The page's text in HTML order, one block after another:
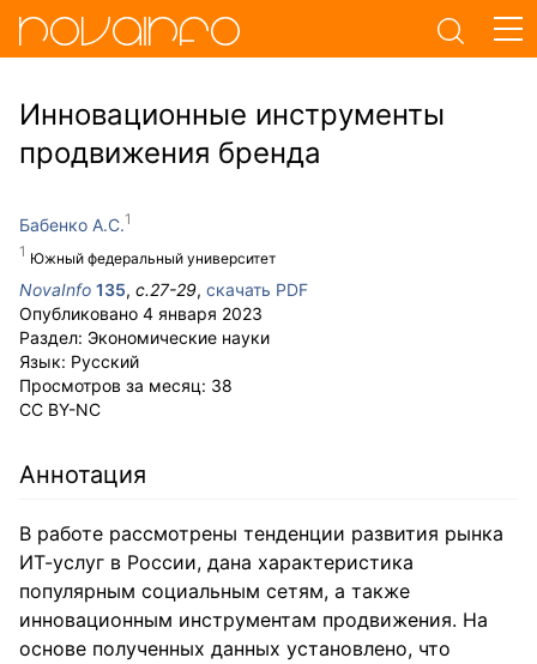
Инновационные инструменты
продвижения бренда
Бабенко А.С.
Южный федеральный университет
NovaInfo 135, с.27-29, скачать PDF
Опубликовано 4 января 2023
Раздел: Экономические науки
Язык: Русский
Просмотров за месяц: 38
CC BY-NC
Аннотация
В работе рассмотрены тенденции развития рынка
ИТ-услуг в России, дана характеристика
популярным социальным сетям, а также
инновационным инструментам продвижения. На
основе полученных данных установлено, что